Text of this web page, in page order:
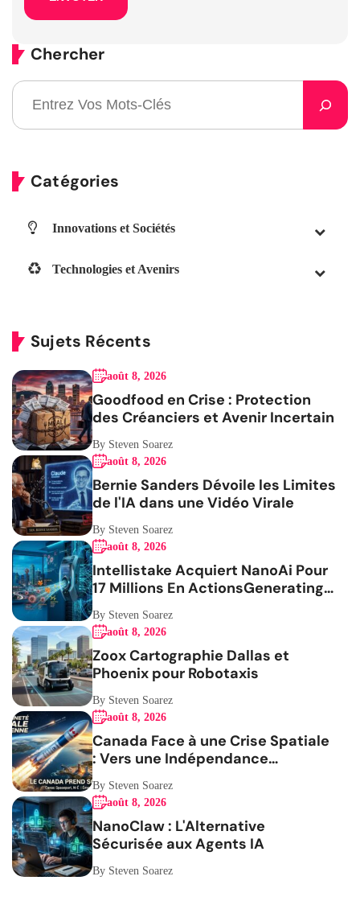
Chercher
Catégories
Innovations et Sociétés
Technologies et Avenirs
Sujets Récents
août 8, 2026
Goodfood en Crise : Protection
des Créanciers et Avenir Incertain
By Steven Soarez
août 8, 2026
Bernie Sanders Dévoile les Limites
de l'IA dans une Vidéo Virale
By Steven Soarez
août 8, 2026
Intellistake Acquiert NanoAi Pour
17 Millions En ActionsGenerating
the French blog article
By Steven Soarez
août 8, 2026
Zoox Cartographie Dallas et
Phoenix pour Robotaxis
By Steven Soarez
août 8, 2026
Canada Face à une Crise Spatiale
: Vers une Indépendance
Stratégique
By Steven Soarez
août 8, 2026
NanoClaw : L'Alternative
Sécurisée aux Agents IA
By Steven Soarez